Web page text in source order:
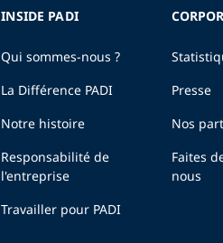
INSIDE PADI
Qui sommes-nous ?
La Différence PADI
Notre histoire
Responsabilité de
l'entreprise
Travailler pour PADI
Presse
Nos
Faites
nous